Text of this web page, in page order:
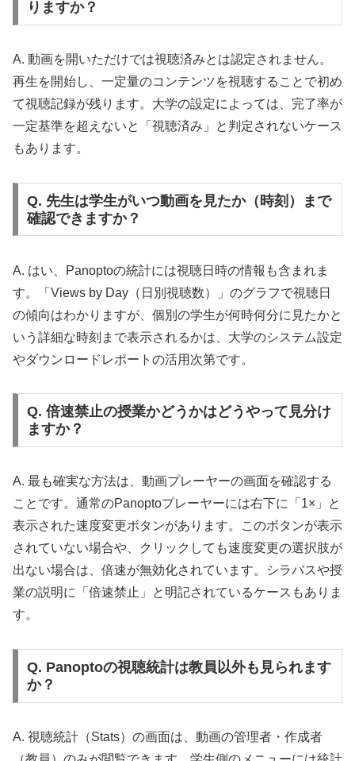
りますか？
A. 動画を開いただけでは視聴済みとは認定されません。
再生を開始し、一定量のコンテンツを視聴することで初め
て視聴記録が残ります。大学の設定によっては、完了率が
一定基準を超えないと「視聴済み」と判定されないケース
もあります。
Q. 先生は学生がいつ動画を見たか（時刻）まで
確認できますか？
A. はい、Panoptoの統計には視聴日時の情報も含まれま
す。「Views by Day（日別視聴数）」のグラフで視聴日
の傾向はわかりますが、個別の学生が何時何分に見たかと
いう詳細な時刻まで表示されるかは、大学のシステム設定
やダウンロードレポートの活用次第です。
Q. 倍速禁止の授業かどうかはどうやって見分け
ますか？
A. 最も確実な方法は、動画プレーヤーの画面を確認する
ことです。通常のPanoptoプレーヤーには右下に「1×」と
表示された速度変更ボタンがあります。このボタンが表示
されていない場合や、クリックしても速度変更の選択肢が
出ない場合は、倍速が無効化されています。シラバスや授
業の説明に「倍速禁止」と明記されているケースもありま
す。
Q. Panoptoの視聴統計は教員以外も見られます
か？
A. 視聴統計（Stats）の画面は、動画の管理者・作成者